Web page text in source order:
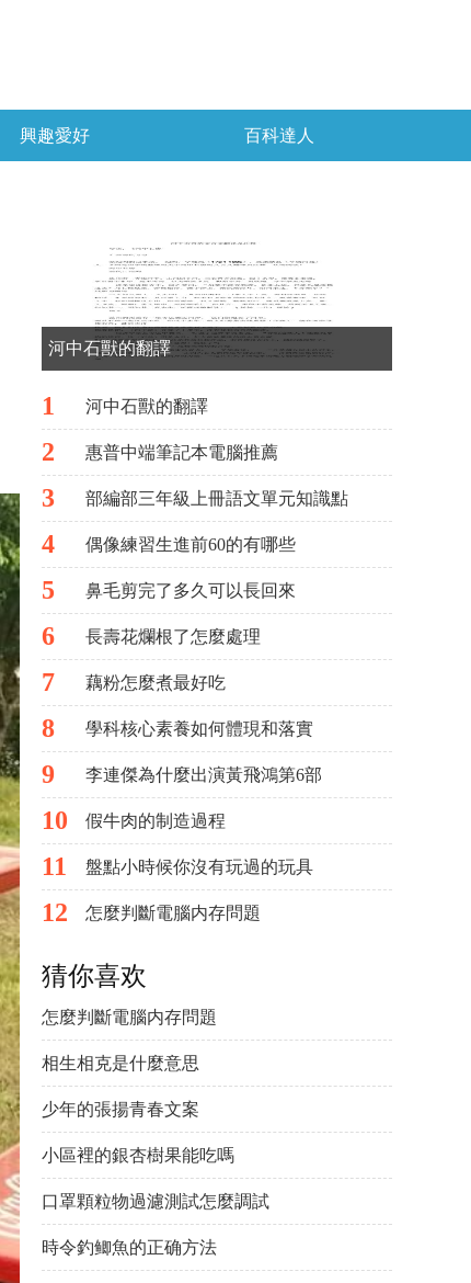
興趣愛好 百科達人
河中石獸的翻譯
1 河中石獸的翻譯
2 惠普中端筆記本電腦推薦
3 部編部三年級上冊語文單元知識點
4 偶像練習生進前60的有哪些
5 鼻毛剪完了多久可以長回來
6 長壽花爛根了怎麼處理
7 藕粉怎麼煮最好吃
8 學科核心素養如何體現和落實
9 李連傑為什麼出演黃飛鴻第6部
10 假牛肉的制造過程
11 盤點小時候你沒有玩過的玩具
12 怎麼判斷電腦内存問題
猜你喜欢
怎麼判斷電腦内存問題
相生相克是什麼意思
少年的張揚青春文案
小區裡的銀杏樹果能吃嗎
口罩顆粒物過濾測試怎麼調試
時令釣鲫魚的正确方法